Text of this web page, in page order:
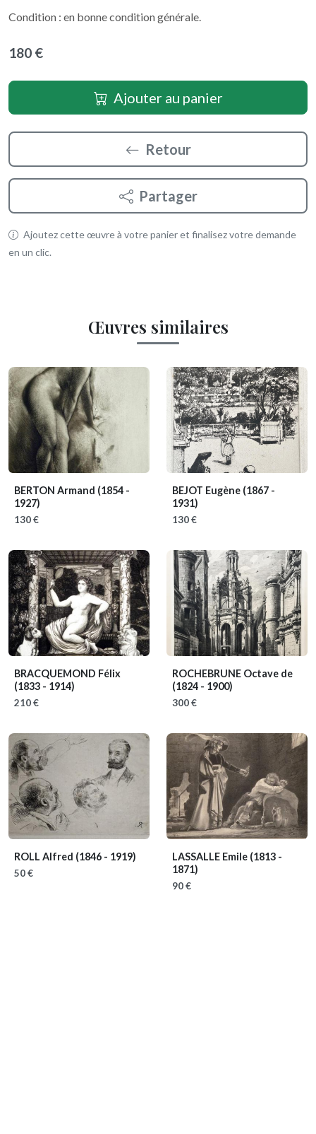
Condition : en bonne condition générale.
180 €
Ajouter au panier
Retour
Partager
Ajoutez cette œuvre à votre panier et finalisez votre demande
en un clic.
Œuvres similaires
BERTON Armand (1854 -
1927)
130 €
BEJOT Eugène (1867 -
1931)
130 €
BRACQUEMOND Félix
(1833 - 1914)
210 €
ROCHEBRUNE Octave de
(1824 - 1900)
300 €
ROLL Alfred (1846 - 1919)
50 €
LASSALLE Emile (1813 -
1871)
90 €